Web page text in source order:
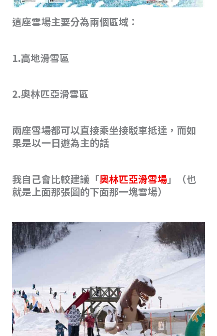
這座雪場主要分為兩個區域：
1.高地滑雪區
2.奧林匹亞滑雪區
兩座雪場都可以直接乘坐接駁車抵達，而如
果是以一日遊為主的話
我自己會比較建議「奧林匹亞滑雪場」（也
就是上面那張圖的下面那一塊雪場）